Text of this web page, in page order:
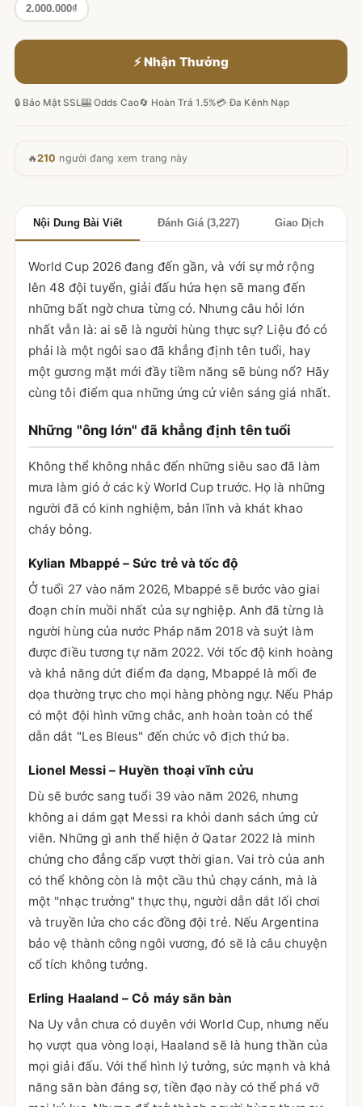
2.000.000₫
⚡ Nhận Thưởng
🔒 Bảo Mật SSL🎰 Odds Cao🔄 Hoàn Trả 1.5%💳 Đa Kênh Nạp
🔥210 người đang xem trang này
Nội Dung Bài Viết Đánh Giá (3,227) Giao Dịch
World Cup 2026 đang đến gần, và với sự mở rộng
lên 48 đội tuyển, giải đấu hứa hẹn sẽ mang đến
những bất ngờ chưa từng có. Nhưng câu hỏi lớn
nhất vẫn là: ai sẽ là người hùng thực sự? Liệu đó có
phải là một ngôi sao đã khẳng định tên tuổi, hay
một gương mặt mới đầy tiềm năng sẽ bùng nổ? Hãy
cùng tôi điểm qua những ứng cử viên sáng giá nhất.
Những "ông lớn" đã khẳng định tên tuổi
Không thể không nhắc đến những siêu sao đã làm
mưa làm gió ở các kỳ World Cup trước. Họ là những
người đã có kinh nghiệm, bản lĩnh và khát khao
cháy bỏng.
Kylian Mbappé – Sức trẻ và tốc độ
Ở tuổi 27 vào năm 2026, Mbappé sẽ bước vào giai
đoạn chín muồi nhất của sự nghiệp. Anh đã từng là
người hùng của nước Pháp năm 2018 và suýt làm
được điều tương tự năm 2022. Với tốc độ kinh hoàng
và khả năng dứt điểm đa dạng, Mbappé là mối đe
dọa thường trực cho mọi hàng phòng ngự. Nếu Pháp
có một đội hình vững chắc, anh hoàn toàn có thể
dẫn dắt "Les Bleus" đến chức vô địch thứ ba.
Lionel Messi – Huyền thoại vĩnh cửu
Dù sẽ bước sang tuổi 39 vào năm 2026, nhưng
không ai dám gạt Messi ra khỏi danh sách ứng cử
viên. Những gì anh thể hiện ở Qatar 2022 là minh
chứng cho đẳng cấp vượt thời gian. Vai trò của anh
có thể không còn là một cầu thủ chạy cánh, mà là
một "nhạc trưởng" thực thụ, người dẫn dắt lối chơi
và truyền lửa cho các đồng đội trẻ. Nếu Argentina
bảo vệ thành công ngôi vương, đó sẽ là câu chuyện
cổ tích không tưởng.
Erling Haaland – Cỗ máy săn bàn
Na Uy vẫn chưa có duyên với World Cup, nhưng nếu
họ vượt qua vòng loại, Haaland sẽ là hung thần của
mọi giải đấu. Với thể hình lý tưởng, sức mạnh và khả
năng săn bàn đáng sợ, tiền đạo này có thể phá vỡ